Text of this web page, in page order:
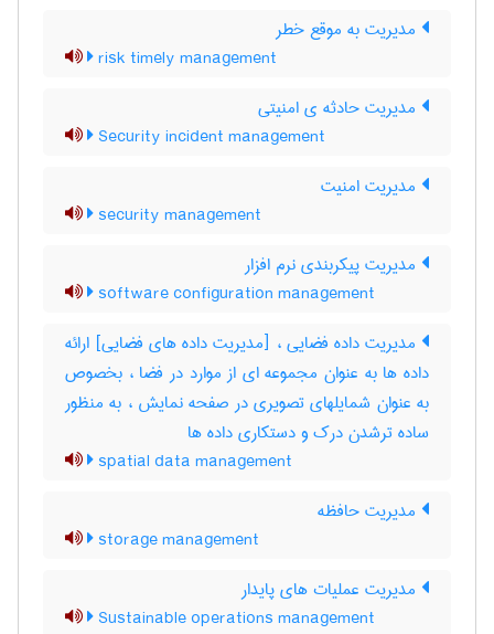
مدیریت به موقع خطر
risk timely management
مدیریت حادثه ی امنیتی
Security incident management
مدیریت امنیت
security management
مدیریت پیکربندی نرم افزار
software configuration management
مدیریت داده فضایی ، [مدیریت داده های فضایی] ارائه
داده ها به عنوان مجموعه ای از موارد در فضا ، بخصوص
به عنوان شمایلهای تصویری در صفحه نمایش ، به منظور
ساده ترشدن درک و دستکاری داده ها
spatial data management
مدیریت حافظه
storage management
مدیریت عملیات های پایدار
Sustainable operations management